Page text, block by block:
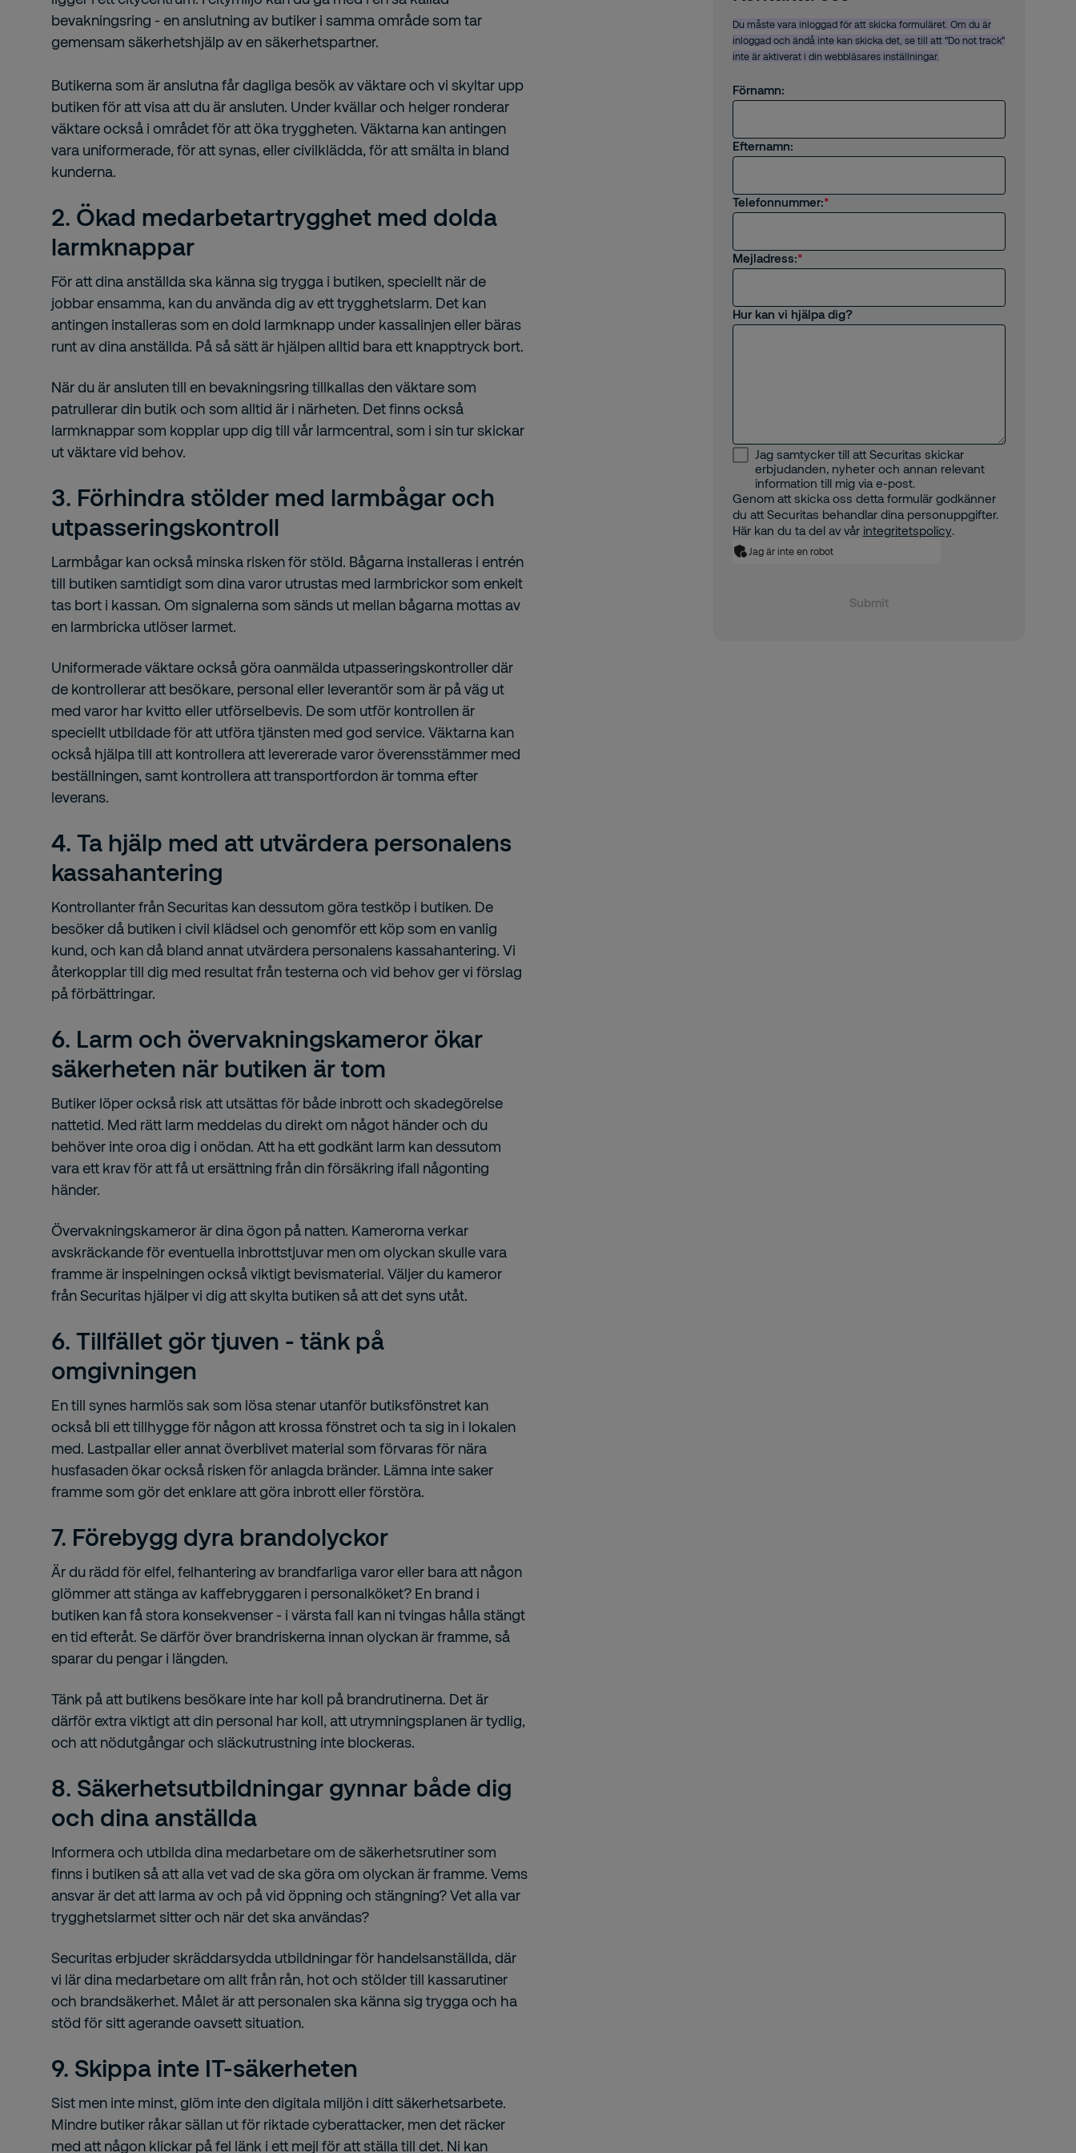
bevakningsring - en anslutning av butiker i samma område som tar
gemensam säkerhetshjälp av en säkerhetspartner.
Butikerna som är anslutna får dagliga besök av väktare och vi skyltar upp
butiken för att visa att du är ansluten. Under kvällar och helger ronderar
väktare också i området för att öka tryggheten. Väktarna kan antingen
vara uniformerade, för att synas, eller civilklädda, för att smälta in bland
kunderna.
2. Ökad medarbetartrygghet med dolda
larmknappar
För att dina anställda ska känna sig trygga i butiken, speciellt när de
jobbar ensamma, kan du använda dig av ett trygghetslarm. Det kan
antingen installeras som en dold larmknapp under kassalinjen eller bäras
runt av dina anställda. På så sätt är hjälpen alltid bara ett knapptryck bort.
När du är ansluten till en bevakningsring tillkallas den väktare som
patrullerar din butik och som alltid är i närheten. Det finns också
larmknappar som kopplar upp dig till vår larmcentral, som i sin tur skickar
ut väktare vid behov.
3. Förhindra stölder med larmbågar och
utpasseringskontroll
Larmbågar kan också minska risken för stöld. Bågarna installeras i entrén
till butiken samtidigt som dina varor utrustas med larmbrickor som enkelt
tas bort i kassan. Om signalerna som sänds ut mellan bågarna mottas av
en larmbricka utlöser larmet.
Uniformerade väktare också göra oanmälda utpasseringskontroller där
de kontrollerar att besökare, personal eller leverantör som är på väg ut
med varor har kvitto eller utförselbevis. De som utför kontrollen är
speciellt utbildade för att utföra tjänsten med god service. Väktarna kan
också hjälpa till att kontrollera att levererade varor överensstämmer med
beställningen, samt kontrollera att transportfordon är tomma efter
leverans.
4. Ta hjälp med att utvärdera personalens
kassahantering
Kontrollanter från Securitas kan dessutom göra testköp i butiken. De
besöker då butiken i civil klädsel och genomför ett köp som en vanlig
kund, och kan då bland annat utvärdera personalens kassahantering. Vi
återkopplar till dig med resultat från testerna och vid behov ger vi förslag
på förbättringar.
6. Larm och övervakningskameror ökar
säkerheten när butiken är tom
Butiker löper också risk att utsättas för både inbrott och skadegörelse
nattetid. Med rätt larm meddelas du direkt om något händer och du
behöver inte oroa dig i onödan. Att ha ett godkänt larm kan dessutom
vara ett krav för att få ut ersättning från din försäkring ifall någonting
händer.
Övervakningskameror är dina ögon på natten. Kamerorna verkar
avskräckande för eventuella inbrottstjuvar men om olyckan skulle vara
framme är inspelningen också viktigt bevismaterial. Väljer du kameror
från Securitas hjälper vi dig att skylta butiken så att det syns utåt.
6. Tillfället gör tjuven - tänk på
omgivningen
En till synes harmlös sak som lösa stenar utanför butiksfönstret kan
också bli ett tillhygge för någon att krossa fönstret och ta sig in i lokalen
med. Lastpallar eller annat överblivet material som förvaras för nära
husfasaden ökar också risken för anlagda bränder. Lämna inte saker
framme som gör det enklare att göra inbrott eller förstöra.
7. Förebygg dyra brandolyckor
Är du rädd för elfel, felhantering av brandfarliga varor eller bara att någon
glömmer att stänga av kaffebryggaren i personalköket? En brand i
butiken kan få stora konsekvenser - i värsta fall kan ni tvingas hålla stängt
en tid efteråt. Se därför över brandriskerna innan olyckan är framme, så
sparar du pengar i längden.
Tänk på att butikens besökare inte har koll på brandrutinerna. Det är
därför extra viktigt att din personal har koll, att utrymningsplanen är tydlig,
och att nödutgångar och släckutrustning inte blockeras.
8. Säkerhetsutbildningar gynnar både dig
och dina anställda
Informera och utbilda dina medarbetare om de säkerhetsrutiner som
finns i butiken så att alla vet vad de ska göra om olyckan är framme. Vems
ansvar är det att larma av och på vid öppning och stängning? Vet alla var
trygghetslarmet sitter och när det ska användas?
Securitas erbjuder skräddarsydda utbildningar för handelsanställda, där
vi lär dina medarbetare om allt från rån, hot och stölder till kassarutiner
och brandsäkerhet. Målet är att personalen ska känna sig trygga och ha
stöd för sitt agerande oavsett situation.
9. Skippa inte IT-säkerheten
Sist men inte minst, glöm inte den digitala miljön i ditt säkerhetsarbete.
Mindre butiker råkar sällan ut för riktade cyberattacker, men det räcker
med att någon klickar på fel länk i ett mejl för att ställa till det. Ni kan
Du måste vara inloggad för att skicka formuläret. Om du är
inloggad och ändå inte kan skicka det, se till att "Do not track"
inte är aktiverat i din webbläsares inställningar.
Förnamn:
Efternamn:
Telefonnummer:
Mejladress:
Hur kan vi hjälpa dig?
Jag samtycker till att Securitas skickar
erbjudanden, nyheter och annan relevant
information till mig via e-post.
Genom att skicka oss detta formulär godkänner
du att Securitas behandlar dina personuppgifter.
Här kan du ta del av vår integritetspolicy.
Jag är inte en robot
Submit